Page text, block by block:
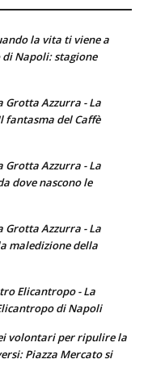
la vita ti viene a
di Napoli: stagione
Grotta Azzurra - La
fantasma del Caffè
Grotta Azzurra - La
dove nascono le
Grotta Azzurra - La
maledizione della
Elicantropo - La
di Napoli
volontari per ripulire la
Piazza Mercato si